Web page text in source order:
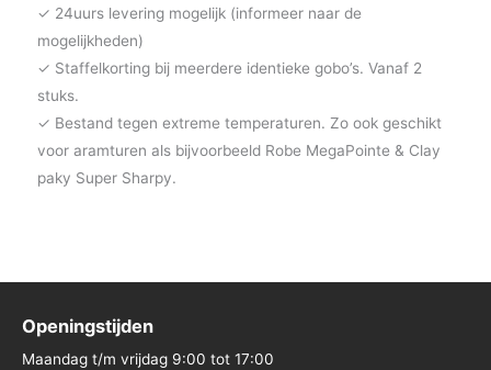
✓ 24uurs levering mogelijk (informeer naar de
mogelijkheden)
✓ Staffelkorting bij meerdere identieke gobo’s. Vanaf 2
stuks.
✓ Bestand tegen extreme temperaturen. Zo ook geschikt
voor aramturen als bijvoorbeeld Robe MegaPointe & Clay
paky Super Sharpy.
Openingstijden
Maandag t/m vrijdag 9:00 tot 17:00